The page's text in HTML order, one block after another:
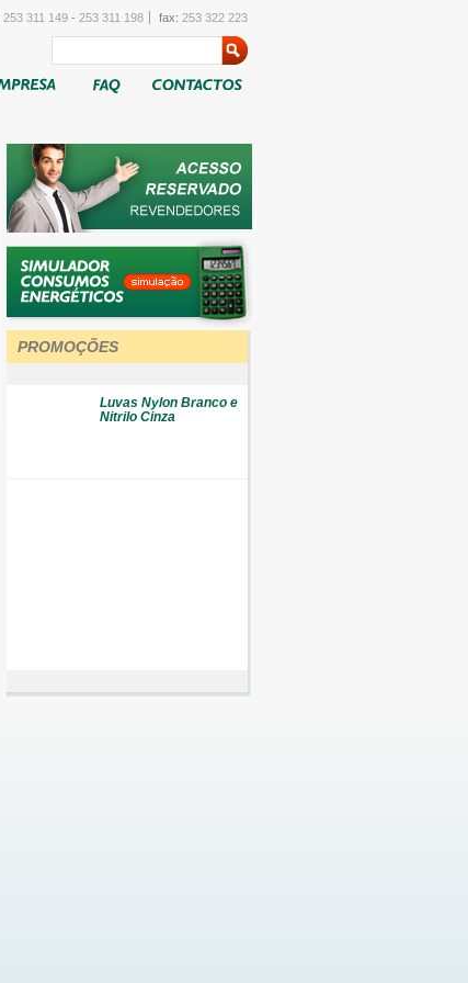
253 311 149 - 253 311 198 fax: 253 322 223
PROMOÇÕES
Luvas Nylon Branco e
Nitrilo Cinza